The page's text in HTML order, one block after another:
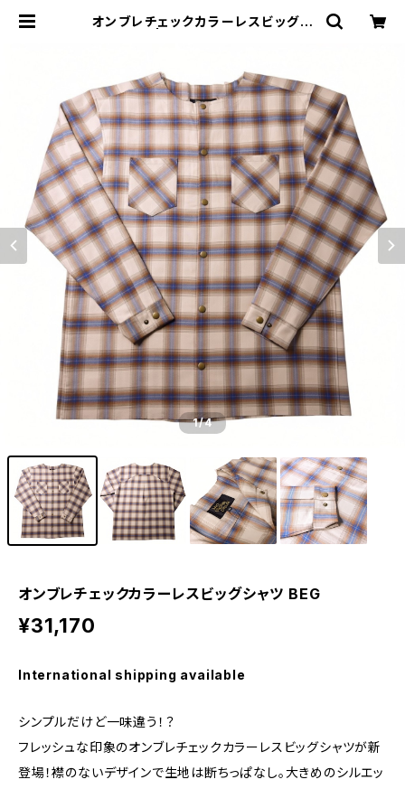
オンブレチェックカラーレスビッグシ
1/4
オンブレチェックカラーレスビッグシャツ BEG
¥31,170
International shipping available
シンプルだけど一味違う！？
フレッシュな印象のオンブレチェックカラーレスビッグシャツが新
登場！襟のないデザインで生地は断ちっぱなし。大きめのシルエッ